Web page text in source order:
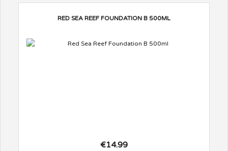
RED SEA REEF FOUNDATION B 500ML
€14.99